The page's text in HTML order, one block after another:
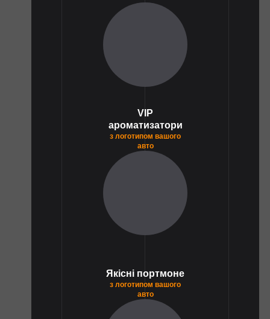
VIP
ароматизатори
з логотипом вашого
авто
Якісні портмоне
з логотипом вашого
авто